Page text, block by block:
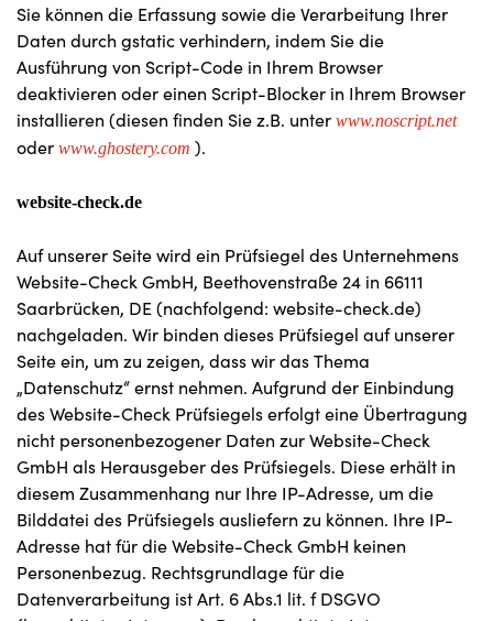
Sie können die Erfassung sowie die Verarbeitung Ihrer
Daten durch gstatic verhindern, indem Sie die
Ausführung von Script-Code in Ihrem Browser
deaktivieren oder einen Script-Blocker in Ihrem Browser
installieren (diesen finden Sie z.B. unter www.noscript.net
oder www.ghostery.com ).
website-check.de
Auf unserer Seite wird ein Prüfsiegel des Unternehmens
Website-Check GmbH, Beethovenstraße 24 in 66111
Saarbrücken, DE (nachfolgend: website-check.de)
nachgeladen. Wir binden dieses Prüfsiegel auf unserer
Seite ein, um zu zeigen, dass wir das Thema
„Datenschutz“ ernst nehmen. Aufgrund der Einbindung
des Website-Check Prüfsiegels erfolgt eine Übertragung
nicht personenbezogener Daten zur Website-Check
GmbH als Herausgeber des Prüfsiegels. Diese erhält in
diesem Zusammenhang nur Ihre IP-Adresse, um die
Bilddatei des Prüfsiegels ausliefern zu können. Ihre IP-
Adresse hat für die Website-Check GmbH keinen
Personenbezug. Rechtsgrundlage für die
Datenverarbeitung ist Art. 6 Abs.1 lit. f DSGVO